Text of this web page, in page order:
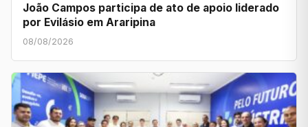
João Campos participa de ato de apoio liderado
por Evilásio em Araripina
08/08/2026